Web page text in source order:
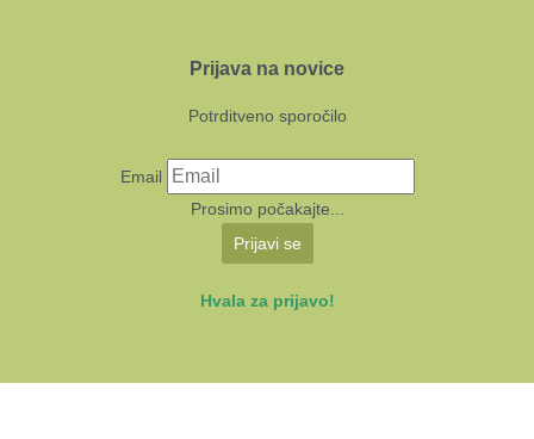
Prijava na novice
Potrditveno sporočilo
Email
Prosimo počakajte...
Prijavi se
Hvala za prijavo!